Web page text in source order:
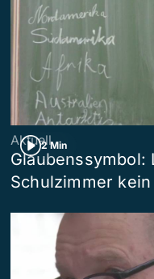
2 Min
Aktuell
Glaubenssymbol:
Schulzimmer